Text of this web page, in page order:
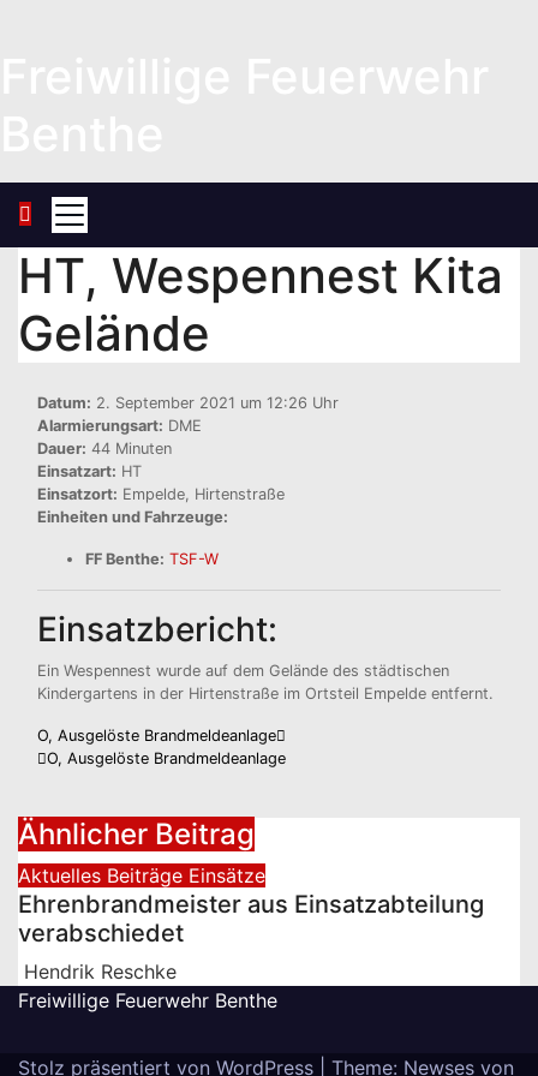
HT, Wespennest Kita
Gelände
Datum: 2. September 2021 um 12:26 Uhr
Alarmierungsart: DME
Dauer: 44 Minuten
Einsatzart: HT
Einsatzort: Empelde, Hirtenstraße
Einheiten und Fahrzeuge:
FF Benthe: TSF-W
Einsatzbericht:
Ein Wespennest wurde auf dem Gelände des städtischen
Kindergartens in der Hirtenstraße im Ortsteil Empelde entfernt.
Beitragsnavigation
O, Ausgelöste Brandmeldeanlage
O, Ausgelöste Brandmeldeanlage
Ähnlicher Beitrag
Aktuelles Beiträge Einsätze
Ehrenbrandmeister aus Einsatzabteilung
verabschiedet
Hendrik Reschke
Freiwillige Feuerwehr Benthe
Stolz präsentiert von WordPress Theme: Newses von